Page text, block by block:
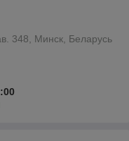
348, Минск, Беларусь